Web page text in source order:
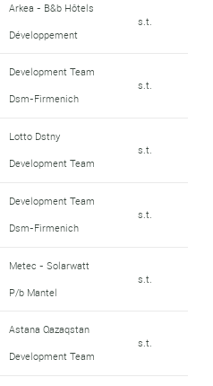
Arkea - B&b Hôtels
Développement
s.t.
Development Team
Dsm-Firmenich
s.t.
Lotto Dstny
Development Team
s.t.
Development Team
Dsm-Firmenich
s.t.
Metec - Solarwatt
P/b Mantel
s.t.
Astana Qazaqstan
Development Team
s.t.